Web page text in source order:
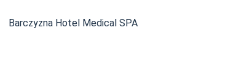
Barczyzna Hotel Medical SPA